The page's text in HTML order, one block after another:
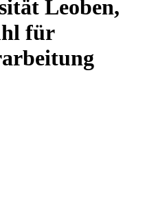
Leoben,
für